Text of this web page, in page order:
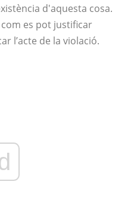
d'aquesta cosa.
es pot justificar
l’acte de la violació.